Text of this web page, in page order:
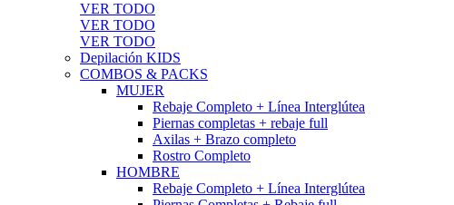
VER TODO
VER TODO
VER TODO
Depilación KIDS
COMBOS & PACKS
MUJER
Rebaje Completo + Línea Interglútea
Piernas completas + rebaje full
Axilas + Brazo completo
Rostro Completo
HOMBRE
Rebaje Completo + Línea Interglútea